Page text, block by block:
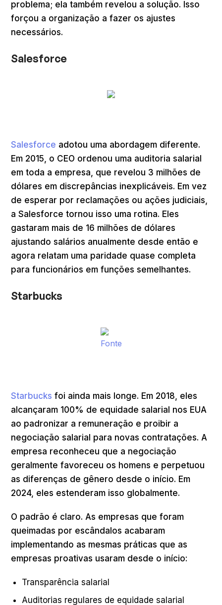
problema; ela também revelou a solução. Isso
forçou a organização a fazer os ajustes
necessários.
Salesforce
Salesforce adotou uma abordagem diferente.
Em 2015, o CEO ordenou uma auditoria salarial
em toda a empresa, que revelou 3 milhões de
dólares em discrepâncias inexplicáveis. Em vez
de esperar por reclamações ou ações judiciais,
a Salesforce tornou isso uma rotina. Eles
gastaram mais de 16 milhões de dólares
ajustando salários anualmente desde então e
agora relatam uma paridade quase completa
para funcionários em funções semelhantes.
Starbucks
Fonte
Starbucks foi ainda mais longe. Em 2018, eles
alcançaram 100% de equidade salarial nos EUA
ao padronizar a remuneração e proibir a
negociação salarial para novas contratações. A
empresa reconheceu que a negociação
geralmente favoreceu os homens e perpetuou
as diferenças de gênero desde o início. Em
2024, eles estenderam isso globalmente.
O padrão é claro. As empresas que foram
queimadas por escândalos acabaram
implementando as mesmas práticas que as
empresas proativas usaram desde o início:
Transparência salarial
Auditorias regulares de equidade salarial